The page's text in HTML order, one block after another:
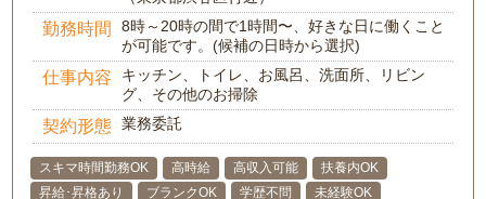
勤務時間
8時～20時の間で1時間〜、好きな日に働くこと
が可能です。(候補の日時から選択)
仕事内容
キッチン、トイレ、お風呂、洗面所、リビン
グ、その他のお掃除
契約形態 業務委託
スキマ時間勤務OK 高時給 高収入可能
扶養内OK
昇給･昇格あり
ブランクOK 学歴不問 未経験OK